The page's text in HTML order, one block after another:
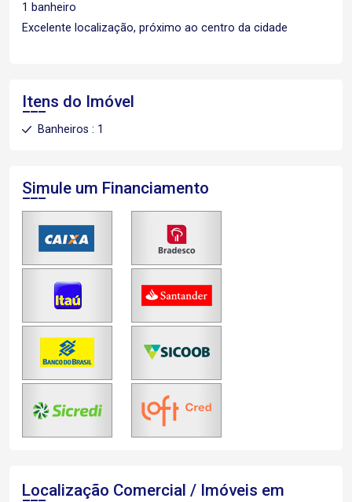
1 banheiro
Excelente localização, próximo ao centro da cidade
Itens do Imóvel
Banheiros : 1
Simule um Financiamento
Localização Comercial / Imóveis em